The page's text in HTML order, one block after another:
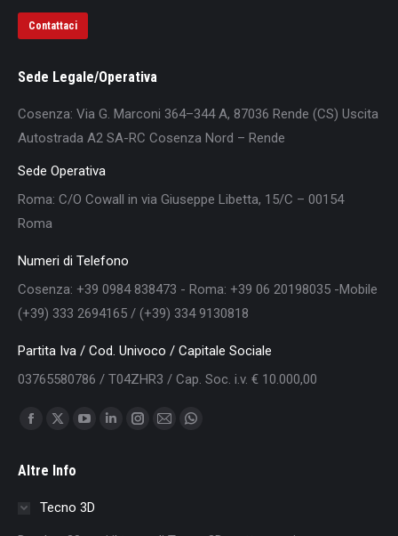
Contattaci
Sede Legale/Operativa
Cosenza: Via G. Marconi 364–344 A, 87036 Rende (CS) Uscita
Autostrada A2 SA-RC Cosenza Nord – Rende
Sede Operativa
Roma: C/O Cowall in via Giuseppe Libetta, 15/C – 00154
Roma
Numeri di Telefono
Cosenza: +39 0984 838473 - Roma: +39 06 20198035 -Mobile
(+39) 333 2694165 / (+39) 334 9130818
Partita Iva / Cod. Univoco / Capitale Sociale
03765580786 / T04ZHR3 / Cap. Soc. i.v. € 10.000,00
Find us on:
Facebook
opens
X
opens
YouTubeLinkedinInstagram
Mail Whatsapp
Altre Info
Tecno 3D